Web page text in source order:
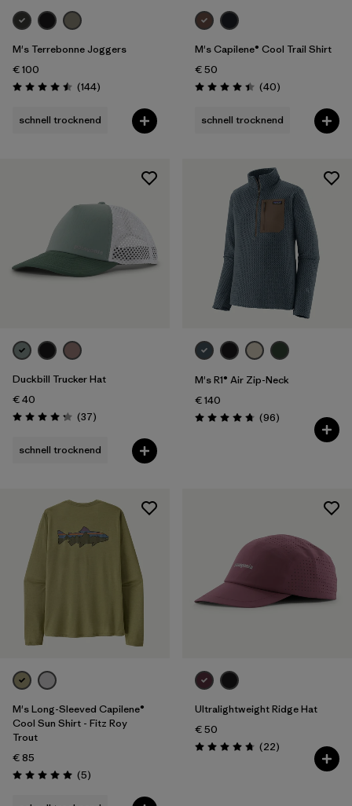
M's Terrebonne Joggers
€ 100
Bewertung: 4.5 / 5
(144Rezensionen
)
schnell trocknend
M's Capilene® Cool Trail Shirt
€ 50
Bewertung: 4.4 / 5
(40Rezensionen
)
schnell trocknend
Duckbill Trucker Hat
€ 40
Bewertung: 4.3 / 5
(37Rezensionen
)
schnell trocknend
M's R1® Air Zip-Neck
€ 140
Bewertung: 4.8 / 5
(96Rezensionen
)
M's Long-Sleeved Capilene®
Cool Sun Shirt - Fitz Roy
Trout
€ 85
Bewertung: 5.0 / 5
(5Rezensionen
)
Ultralightweight Ridge Hat
€ 50
Bewertung: 4.8 / 5
(22Rezensionen
)